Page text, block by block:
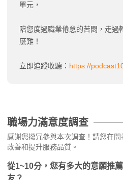
單元，
陪您度過職業倦怠的苦悶，走過
麼難！
立即追蹤收聽： https://
職場力滿意度調查
感謝您撥冗參與本次調查！請您在
改善和提升服務品質。
從1~10分，您有多大的意願推